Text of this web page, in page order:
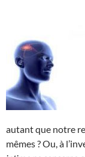
autant que notre
mêmes ? Ou, à